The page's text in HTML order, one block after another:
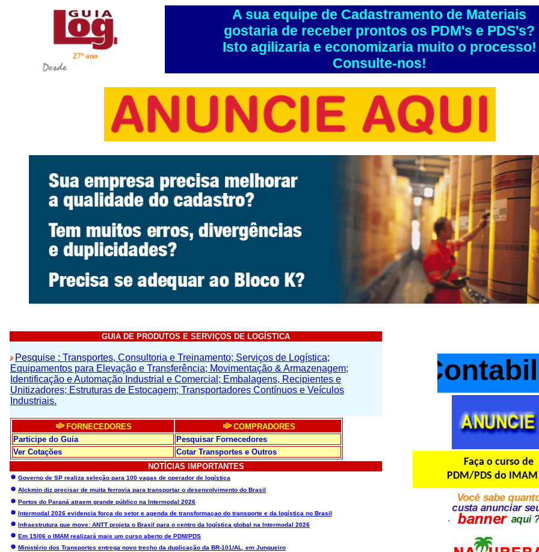
27º ano
A sua equipe de Cadastramento de Materiais
gostaria de receber prontos os PDM's e PDS's?
Isto agilizaria e economizaria muito o processo!
Consulte-nos!
GUIA DE PRODUTOS E SERVIÇOS DE LOGÍSTICA
Pesquise : Transportes, Consultoria e Treinamento; Serviços de Logística;
Equipamentos para Elevação e Transferência; Movimentação & Armazenagem;
Identificação e Automação Industrial e Comercial; Embalagens, Recipientes e
Unitizadores; Estruturas de Estocagem; Transportadores Contínuos e Veículos
Industriais.
FORNECEDORES
COMPRADORES
Participe do Guia
Pesquisar Fornecedores
Ver Cotações
Cotar Transportes e Outros
NOTÍCIAS IMPORTANTES
Governo de SP realiza seleção para 100 vagas de operador de logística
Alckmin diz precisar de muita ferrovia para transportar o desenvolvimento do Brasil
Portos do Paraná atraem grande público na Intermodal 2026
Intermodal 2026 evidencia força do setor e agenda de transformaçao do transporte e da logística no Brasil
Infraestrutura que move: ANTT projeta o Brasil para o centro da logística global na Intermodal 2026
Em 15/06 o IMAM realizará mais um curso aberto de PDM/PDS
Ministério dos Transportes entrega novo trecho da duplicação da BR-101/AL, em Junqueiro
Ocean
Faça o curso de
PDM/PDS do